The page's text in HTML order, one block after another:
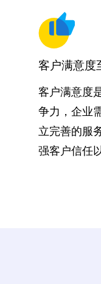
客户满意度
客户满意度
争力，企业
立完善的服
强客户信任